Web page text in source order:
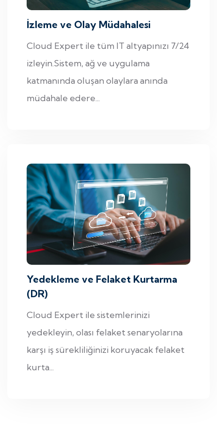
İzleme ve Olay Müdahalesi
Cloud Expert ile tüm IT altyapınızı 7/24
izleyin.Sistem, ağ ve uygulama
katmanında oluşan olaylara anında
müdahale edere...
Yedekleme ve Felaket Kurtarma
(DR)
Cloud Expert ile sistemlerinizi
yedekleyin, olası felaket senaryolarına
karşı iş sürekliliğinizi koruyacak felaket
kurta...